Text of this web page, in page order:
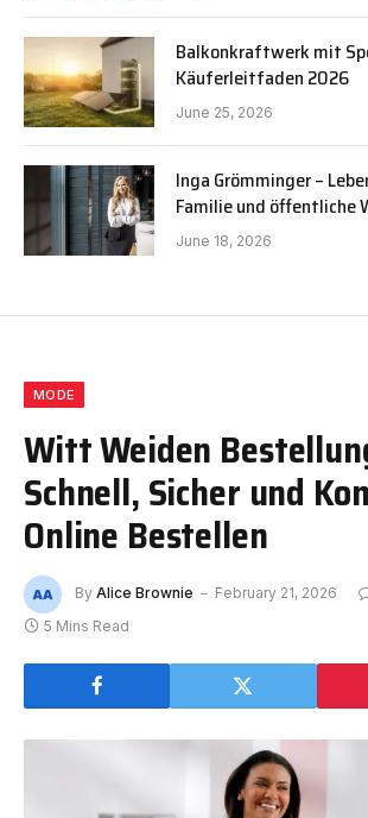
Balkonkraftwerk mit
Käuferleitfaden 2026
June 25, 2026
Inga Grömminger –
Familie und öffentliche
June 18, 2026
MODE
Witt Weiden
Schnell, Sicher und
Online Bestellen
By Alice Brownie February 21, 2026
5 Mins Read